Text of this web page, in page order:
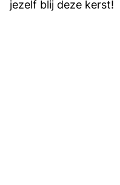
jezelf blij deze kerst!